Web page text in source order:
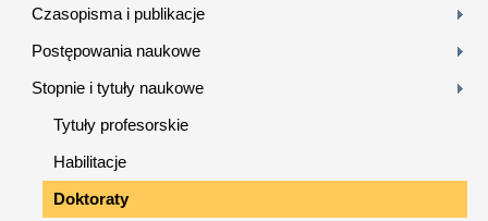
Czasopisma i publikacje
Postępowania naukowe
Stopnie i tytuły naukowe
Tytuły profesorskie
Habilitacje
Doktoraty